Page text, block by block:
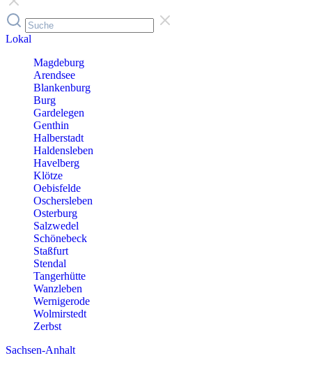
Lokal
Magdeburg
Arendsee
Blankenburg
Burg
Gardelegen
Genthin
Halberstadt
Haldensleben
Havelberg
Klötze
Oebisfelde
Oschersleben
Osterburg
Salzwedel
Schönebeck
Staßfurt
Stendal
Tangerhütte
Wanzleben
Wernigerode
Wolmirstedt
Zerbst
Sachsen-Anhalt